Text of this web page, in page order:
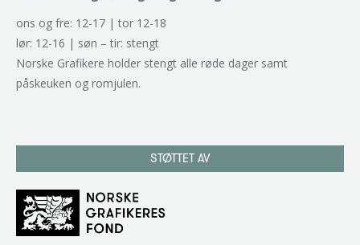
ons og fre: 12-17 | tor 12-18
lør: 12-16 | søn – tir: stengt
Norske Grafikere holder stengt alle røde dager samt
påskeuken og romjulen.
STØTTET AV